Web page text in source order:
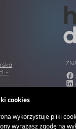
SIĘ DO
–
cookies
wykorzystuje pliki
wyrażasz zgodę na